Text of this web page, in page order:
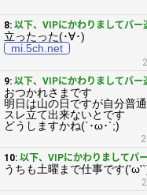
8: 以下、VIPにかわりましてパー
立ったった(･∀･)
mi.5ch.net
9: 以下、VIPにかわりましてパ
おつかれさまです
明日は山の日ですが自分普
スレ立て出来ないとです
どうしますかね(`･ω･´;)
10: 以下、VIPにかわりましてパ
うちも土曜まで仕事です